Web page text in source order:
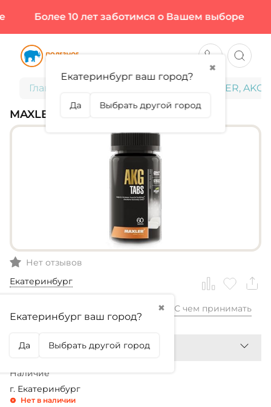
Более 10 лет заботимся о Вашем выборе
Главная MAXLER,
MAXLER, AKG, 60 ТАБЛ (60 ПОРЦИЙ)
Нет отзывов
Екатеринбург
✖
Екатеринбург ваш город?
Да Выбрать другой город
1 299,99₽ С чем принимать
Наличие
г. Екатеринбург
Нет в наличии
✖
Екатеринбург ваш город?
Да Выбрать другой город